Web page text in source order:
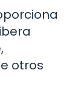
otros